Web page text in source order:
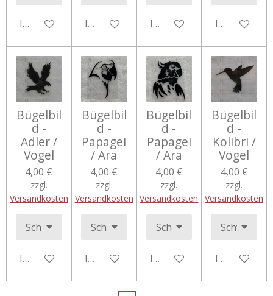
In den WarenkorbIn den WarenkorbIn den WarenkorbIn den
Bügelbil
d -
Adler /
Vogel
4,00 €
zzgl.
Versandkosten
In den Warenkorb
Bügelbil
d -
Papagei
/ Ara
4,00 €
zzgl.
Versandkosten
In den Warenkorb
Bügelbil
d -
Papagei
/ Ara
4,00 €
zzgl.
Versandkosten
In den Warenkorb
Bügelbil
d -
Kolibri /
Vogel
4,00 €
zzgl.
Versandkosten
In den